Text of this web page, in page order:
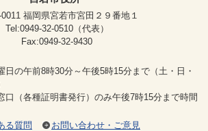
福岡県宮若市宮田２９番地１
Tel:0949-32-0510（代表）
Fax:0949-32-9430
日の午前8時30分～午後5時15分まで（土・日・
（各種証明書発行）のみ午後7時15分まで時間
る質問 お問い合わせ・ご意見